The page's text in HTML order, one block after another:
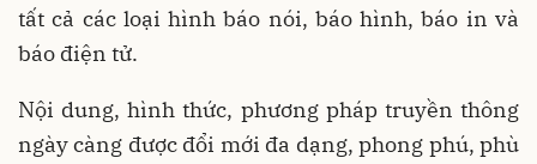
tất cả các loại hình báo nói, báo hình, báo in và
báo điện tử.
Nội dung, hình thức, phương pháp truyền thông
ngày càng được đổi mới đa dạng, phong phú, phù